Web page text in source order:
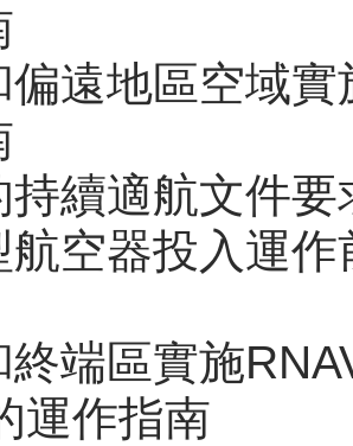
偏遠地區空域實
持續適航文件要
航空器投入運作
端區實施
運作指南